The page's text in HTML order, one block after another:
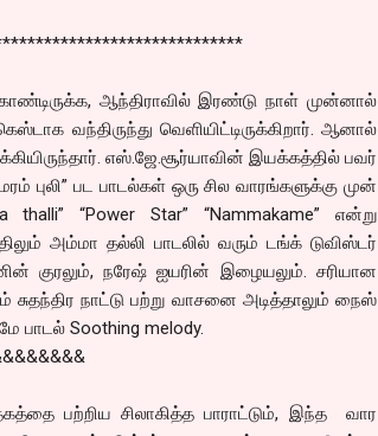
ஆந்திராவில் இரண்டு நாள் முன்னால்
வந்திருந்து வெளியிட்டிருக்கிறார். ஆனால்
எஸ்.ஜே.சூர்யாவின் இயக்கத்தில் பவர்
புலி” பட பாடல்கள் ஒரு சில வாரங்களுக்கு முன்
“Power Star” “Nammakame” என்று
அம்மா தல்லி பாடலில் வரும் டங்க் டுவிஸ்டர்
குரலும், நரேஷ் ஐயரின் இழையலும். சரியான
நாட்டு பற்று வாசனை அடித்தாலும் நைஸ்
பாடல் Soothing melody.
பற்றிய சிலாகித்த பாராட்டும், இந்த வார